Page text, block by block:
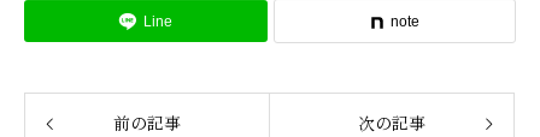
Line note
前の記事 次の記事